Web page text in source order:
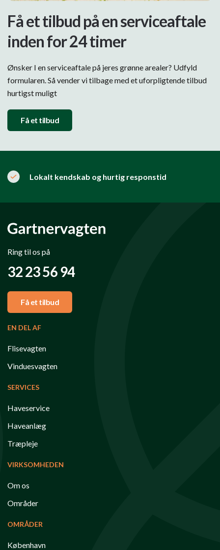
Få et tilbud på en serviceaftale
inden for 24 timer
Ønsker I en serviceaftale på jeres grønne arealer? Udfyld
formularen. Så vender vi tilbage med et uforpligtende tilbud
hurtigst muligt
Få et tilbud
Lokalt kendskab og hurtig responstid
Ring til os på
32 23 56 94
Få et tilbud
EN DEL AF
Flisevagten
Vinduesvagten
SERVICES
Haveservice
Haveanlæg
Træpleje
VIRKSOMHEDEN
Om os
Områder
OMRÅDER
København